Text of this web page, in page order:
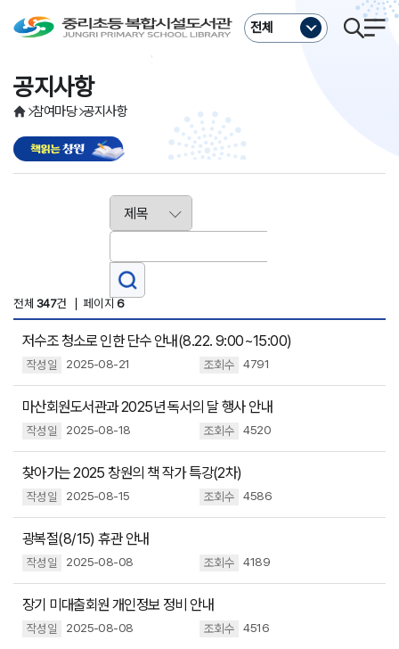
전체
참여마당 공지사항
공지사항
전체 347건 페이지 6
저수조 청소로 인한 단수 안내(8.22. 9:00~15:00)
2025-08-21 4791
마산회원도서관과 2025년 독서의 달 행사 안내
2025-08-18 4520
찾아가는 2025 창원의 책 작가 특강(2차)
2025-08-15 4586
광복절(8/15) 휴관 안내
2025-08-08 4189
장기 미대출회원 개인정보 정비 안내
2025-08-08 4516